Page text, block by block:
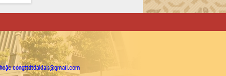
congttdtdaklak@gmail.com